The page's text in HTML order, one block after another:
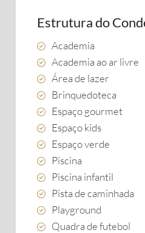
Estrutura do
Academia
Academia ao ar livre
Área de lazer
Brinquedoteca
Espaço gourmet
Espaço kids
Espaço verde
Piscina
Piscina infantil
Pista de caminhada
Playground
Quadra de futebol